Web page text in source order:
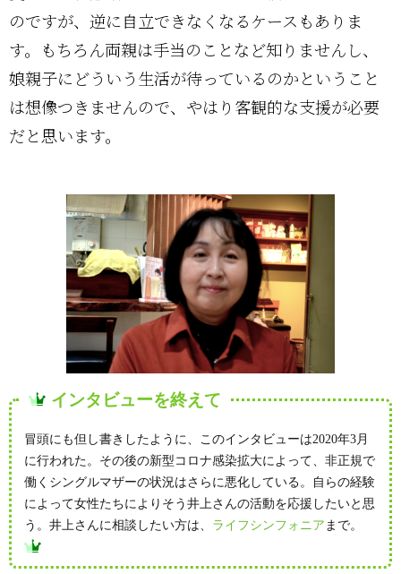
のですが、逆に自立できなくなるケースもありま
す。もちろん両親は手当のことなど知りませんし、
娘親子にどういう生活が待っているのかということ
は想像つきませんので、やはり客観的な支援が必要
だと思います。
インタビューを終えて
冒頭にも但し書きしたように、このインタビューは2020年3月
に行われた。その後の新型コロナ感染拡大によって、非正規で
働くシングルマザーの状況はさらに悪化している。自らの経験
によって女性たちによりそう井上さんの活動を応援したいと思
う。井上さんに相談したい方は、 ライフシンフォニア まで。